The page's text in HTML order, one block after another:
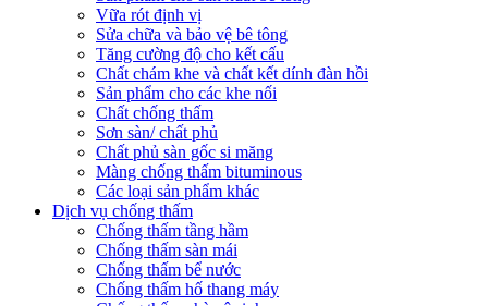
Vữa rót định vị
Sửa chữa và bảo vệ bê tông
Tăng cường độ cho kết cấu
Chất chám khe và chất kết dính đàn hồi
Sản phẩm cho các khe nối
Chất chống thấm
Sơn sàn/ chất phủ
Chất phủ sàn gốc si măng
Màng chống thấm bituminous
Các loại sản phẩm khác
Dịch vụ chống thấm
Chống thấm tầng hầm
Chống thấm sàn mái
Chống thấm bể nước
Chống thấm hố thang máy